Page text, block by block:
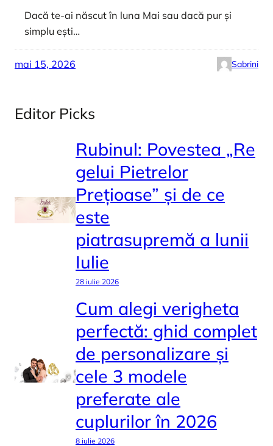
Dacă te-ai născut în luna Mai sau dacă pur și
simplu ești…
mai 15, 2026 Sabrini
Editor Picks
Rubinul: Povestea „Re
gelui Pietrelor
Prețioase” și de ce
este
piatrasupremă a lunii
Iulie
28 iulie 2026
Cum alegi verigheta
perfectă: ghid complet
de personalizare și
cele 3 modele
preferate ale
cuplurilor în 2026
8 iulie 2026